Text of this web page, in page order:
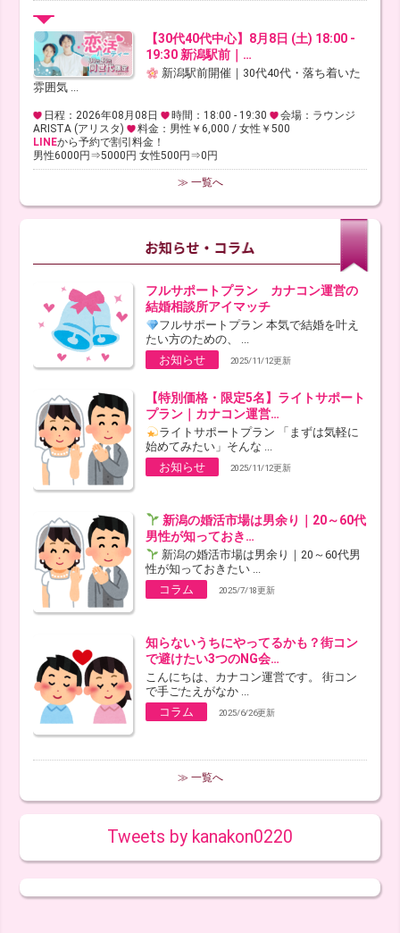
【30代40代中心】8月8日 (土) 18:00 -
19:30 新潟駅前｜…
新潟駅前開催｜30代40代・落ち着いた
雰囲気 ...
日程：2026年08月08日 時間：18:00 - 19:30
会場：ラウンジ
ARISTA (アリスタ)
料金：男性￥6,000 / 女性￥500
LINEから予約で割引料金！
男性6000円⇒5000円 女性500円⇒0円
≫ 一覧へ
フルサポートプラン カナコン運営の
結婚相談所アイマッチ
フルサポートプラン 本気で結婚を叶え
たい方のための、 ...
お知らせ
2025/11/12更新
【特別価格・限定5名】ライトサポート
プラン｜カナコン運営…
ライトサポートプラン 「まずは気軽に
始めてみたい」そんな ...
お知らせ
2025/11/12更新
新潟の婚活市場は男余り｜20～60代
男性が知っておき…
新潟の婚活市場は男余り｜20～60代男
性が知っておきたい ...
コラム
2025/7/18更新
知らないうちにやってるかも？街コン
で避けたい3つのNG会…
こんにちは、カナコン運営です。 街コン
で手ごたえがなか ...
コラム
2025/6/26更新
≫ 一覧へ
Tweets by kanakon0220